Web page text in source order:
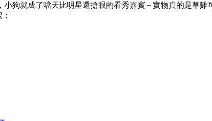
，小狗就成了噹天比明星還搶眼的看秀嘉賓～實物真的是草雞